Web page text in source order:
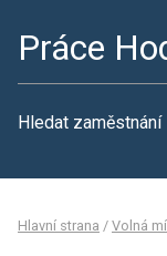
Práce
Hledat zaměstnání
Hlavní strana / Volná